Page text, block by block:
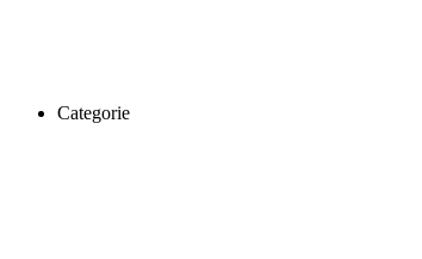
Categorie